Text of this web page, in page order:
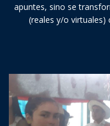
apuntes, sino se
(reales y/o virtuales)